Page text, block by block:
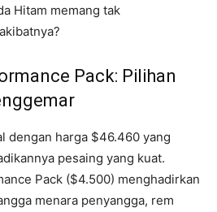
Hitam memang tak
Pack: Pilihan
dengan harga $46.460 yang
pesaing yang kuat.
Pack ($4.500) menghadirkan
menara penyangga, rem